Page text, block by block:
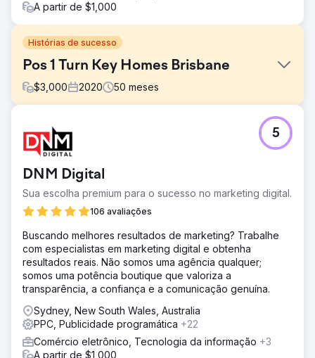
A partir de $1,000
Histórias de sucesso
Pos 1 Turn Key Homes Brisbane
$3,000 2020 50 meses
O cliente procurou a EDGE com a esperança de
encontrar uma parceria que refletisse sua qualidade de
anterior abriram espaço para oportunidades de
crescimento. Eles precisavam de uma agência que se
esforçasse ao máximo por eles. Sem acesso a alguns
dados e contas históricas, o cliente precisava contar com
a expertise da EDGE no setor. Nossa tarefa era remover a
barreira para obter resultados e trabalhar para garantir
um mínimo de 13 novos contratos residenciais por mês.
Solução
Para construir branding e reconhecimento, elaboramos
uma estratégia omnicanal com base em nossa
experiência no setor, que atendesse aos requisitos de
volume de leads e conversão. Assim que a campanha
ganhou força, o cliente tem garantido de 15 a 20 novos
DNM Digital
Sua escolha premium para o sucesso no marketing digital.
106 avaliações
5
Buscando melhores resultados de marketing? Trabalhe
com especialistas em marketing digital e obtenha
resultados reais. Não somos uma agência qualquer;
somos uma potência boutique que valoriza a
transparência, a confiança e a comunicação genuína.
Sydney, New South Wales, Australia
PPC, Publicidade programática +22
Comércio eletrônico, Tecnologia da informação +3
A partir de $1,000